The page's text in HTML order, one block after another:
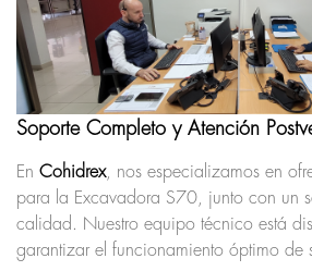
Soporte Completo y Atención
En Cohidrex, nos especializamos en
para la Excavadora S70, junto con un
calidad. Nuestro equipo técnico está
garantizar el funcionamiento óptimo de